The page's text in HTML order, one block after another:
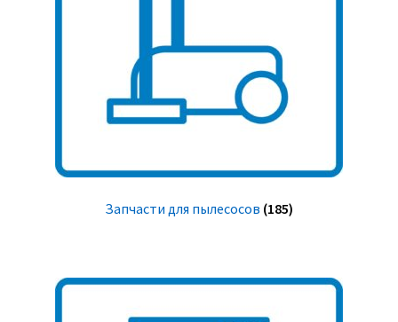
Запчасти для пылесосов (185)